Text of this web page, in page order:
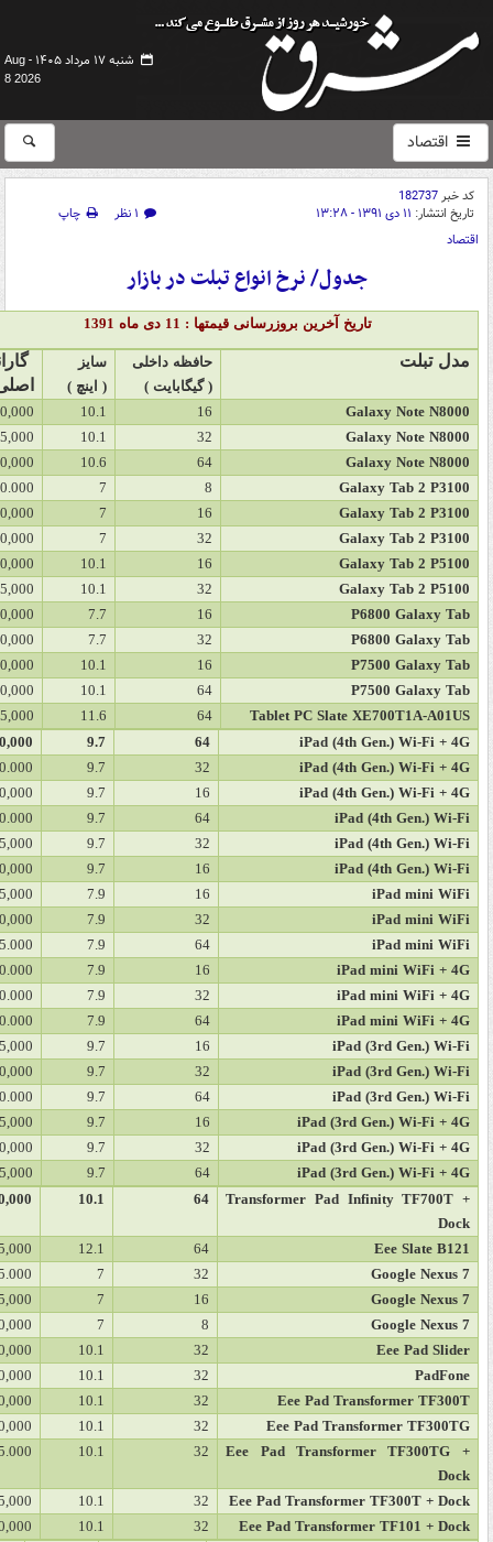
شنبه ۱۷ مرداد ۱۴۰۵ -
Aug
8 2026
اقتصاد
کد خبر182737
تاریخ انتشار: ۱۱ دی ۱۳۹۱ - ۱۳:۲۸ ۱ نظر
چاپ
اقتصاد
جدول/ نرخ انواع تبلت در بازار
تاریخ آخرین بروزرسانی قیمتها : 11 دی ماه 1391
مدل تبلت
حافظه داخلی
(گیگابایت )
سایز
( اینچ )
Galaxy Note N8000
16
10.1
Galaxy Note N8000
32
10.1
Galaxy Note N8000
64
10.6
Galaxy Tab 2 P3100
8
7
Galaxy Tab 2 P3100
16
7
Galaxy Tab 2 P3100
32
7
Galaxy Tab 2 P5100
16
10.1
Galaxy Tab 2 P5100
32
10.1
P6800 Galaxy Tab
16
7.7
P6800 Galaxy Tab
32
7.7
P7500 Galaxy Tab
16
10.1
P7500 Galaxy Tab
64
10.1
Tablet PC Slate XE700T1A-A01US
64
11.6
iPad (4th Gen.) Wi-Fi + 4G
64
9.7
iPad (4th Gen.) Wi-Fi + 4G
32
9.7
iPad (4th Gen.) Wi-Fi + 4G
16
9.7
iPad (4th Gen.) Wi-Fi
64
9.7
iPad (4th Gen.) Wi-Fi
32
9.7
iPad (4th Gen.) Wi-Fi
16
9.7
iPad mini WiFi
16
7.9
iPad mini WiFi
32
7.9
iPad mini WiFi
64
7.9
iPad mini WiFi + 4G
16
7.9
iPad mini WiFi + 4G
32
7.9
iPad mini WiFi + 4G
64
7.9
iPad (3rd Gen.) Wi-Fi
16
9.7
iPad (3rd Gen.) Wi-Fi
32
9.7
iPad (3rd Gen.) Wi-Fi
64
9.7
iPad (3rd Gen.) Wi-Fi + 4G
16
9.7
iPad (3rd Gen.) Wi-Fi + 4G
32
9.7
iPad (3rd Gen.) Wi-Fi + 4G
64
9.7
Transformer Pad Infinity TF700T +
Dock
64
10.1
Eee Slate B121
64
12.1
Google Nexus 7
32
7
Google Nexus 7
16
7
Google Nexus 7
8
7
Eee Pad Slider
32
10.1
PadFone
32
10.1
Eee Pad Transformer TF300T
32
10.1
Eee Pad Transformer TF300TG
32
10.1
Eee Pad Transformer TF300TG +
Dock
32
10.1
Eee Pad Transformer TF300T + Dock
32
10.1
Eee Pad Transformer TF101 + Dock
32
10.1